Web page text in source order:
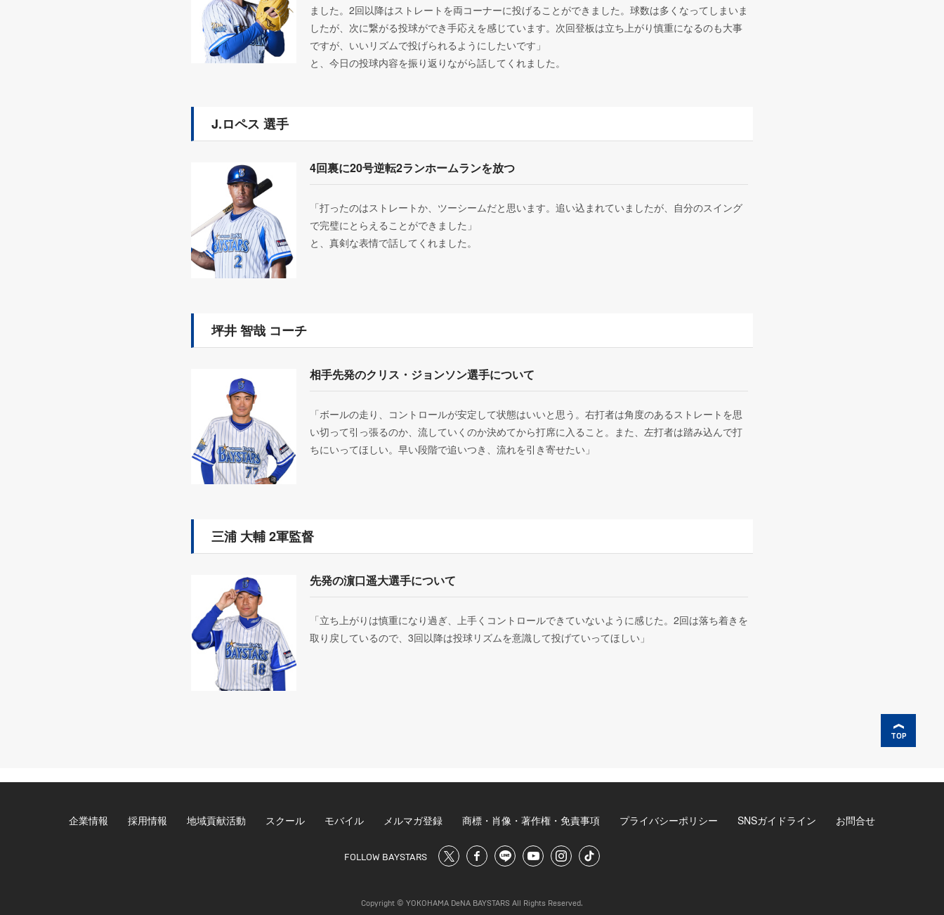
ました。2回以降はストレートを両コーナーに投げることができました。球数は多くなってしまいま
したが、次に繋がる投球ができ手応えを感じています。次回登板は立ち上がり慎重になるのも大事
ですが、いいリズムで投げられるようにしたいです」
と、今日の投球内容を振り返りながら話してくれました。
J.ロペス 選手
4回裏に20号逆転2ランホームランを放つ
「打ったのはストレートか、ツーシームだと思います。追い込まれていましたが、自分のスイング
で完璧にとらえることができました」
と、真剣な表情で話してくれました。
坪井 智哉 コーチ
相手先発のクリス・ジョンソン選手について
「ボールの走り、コントロールが安定して状態はいいと思う。右打者は角度のあるストレートを思
い切って引っ張るのか、流していくのか決めてから打席に入ること。また、左打者は踏み込んで打
ちにいってほしい。早い段階で追いつき、流れを引き寄せたい」
三浦 大輔 2軍監督
先発の濵口遥大選手について
「立ち上がりは慎重になり過ぎ、上手くコントロールできていないように感じた。2回は落ち着きを
取り戻しているので、3回以降は投球リズムを意識して投げていってほしい」
TOP
企業情報 採用情報 地域貢献活動 スクール モバイル メルマガ登録 商標・肖像・著作権・免責事項 プライバシーポリシー SNSガイドライン お問合せ
FOLLOW BAYSTARS
Copyright © YOKOHAMA DeNA BAYSTARS All Rights Reserved.